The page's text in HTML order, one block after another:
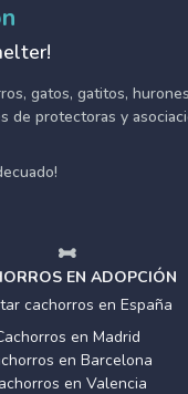
gatos, gatitos,
de protectoras y
EN ADOPCIÓN
cachorros en España
en Madrid
en Barcelona
en Valencia